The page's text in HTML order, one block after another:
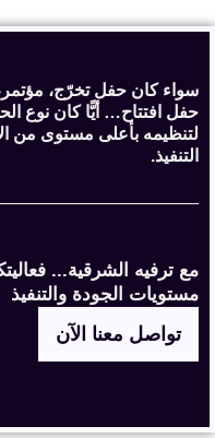
سواء كان حفل تخرّج،
حفل افتتاح… أيًّا كان نوع
لتنظيمه بأعلى مستوى من
التنفيذ.
مع ترفيه الشرقية...
مستويات الجودة والتنفيذ
تواصل معنا الآن